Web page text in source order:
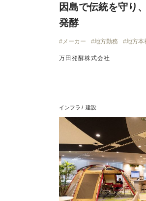
因島で伝統を守り
発酵
メーカー 地方勤務 地方本
万田発酵株式会社
インフラ 建設